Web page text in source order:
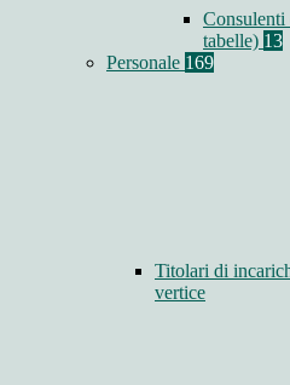
Consulenti
tabelle) 13
Personale 169
Titolari di
vertice